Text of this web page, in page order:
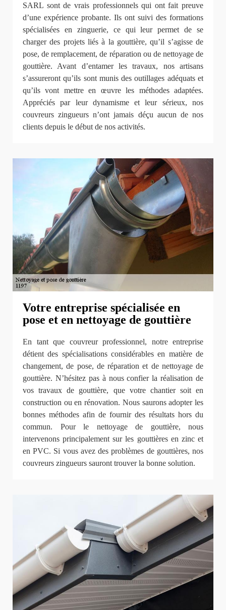
SARL sont de vrais professionnels qui ont fait preuve
d’une expérience probante. Ils ont suivi des formations
spécialisées en zinguerie, ce qui leur permet de se
charger des projets liés à la gouttière, qu’il s’agisse de
pose, de remplacement, de réparation ou de nettoyage de
gouttière. Avant d’entamer les travaux, nos artisans
s’assureront qu’ils sont munis des outillages adéquats et
qu’ils vont mettre en œuvre les méthodes adaptées.
Appréciés par leur dynamisme et leur sérieux, nos
couvreurs zingueurs n’ont jamais déçu aucun de nos
clients depuis le début de nos activités.
Votre entreprise spécialisée en
pose et en nettoyage de gouttière
En tant que couvreur professionnel, notre entreprise
détient des spécialisations considérables en matière de
changement, de pose, de réparation et de nettoyage de
gouttière. N’hésitez pas à nous confier la réalisation de
vos travaux de gouttière, que votre chantier soit en
construction ou en rénovation. Nous saurons adopter les
bonnes méthodes afin de fournir des résultats hors du
commun. Pour le nettoyage de gouttière, nous
intervenons principalement sur les gouttières en zinc et
en PVC. Si vous avez des problèmes de gouttières, nos
couvreurs zingueurs sauront trouver la bonne solution.